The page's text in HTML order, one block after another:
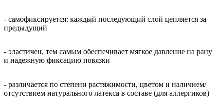
- самофиксируется: каждый последующий слой цепляется за
предыдущий
- эластичен, тем самым обеспечивает мягкое давление на рану
и надежную фиксацию повязки
- различается по степени растяжимости, цветом и наличием/
отсутствием натурального латекса в составе (для аллергиков)